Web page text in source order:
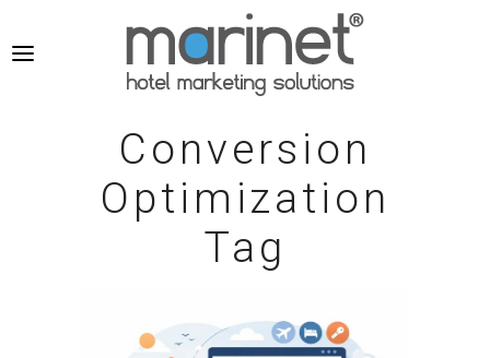
Conversion
Optimization
Tag